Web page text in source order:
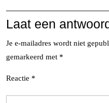
Laat een
Je e-mailadres wordt niet
gemarkeerd met *
Reactie *